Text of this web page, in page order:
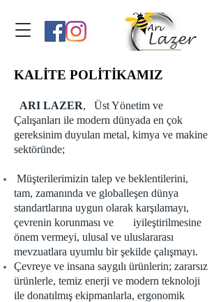
KALİTE POLİTİKAMIZ
ARI LAZER, Üst Yönetim ve
Çalışanları ile modern dünyada en çok
gereksinim duyulan metal, kimya ve makine
sektöründe;
Müşterilerimizin talep ve beklentilerini,
tam, zamanında ve globalleşen dünya
standartlarına uygun olarak karşılamayı,
çevrenin korunması ve iyileştirilmesine
önem vermeyi, ulusal ve uluslararası
mevzuatlara uyumlu bir şekilde çalışmayı.
Çevreye ve insana saygılı ürünlerin; zararsız
ürünlerle, temiz enerji ve modern teknoloji
ile donatılmış ekipmanlarla, ergonomik